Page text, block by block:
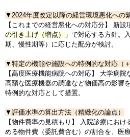
▼2024年度改定以降の経営環境悪化への
【これまでの経営悪化への対応分】 新設
の引き上げ （増点）
」で対応する方針。
期、慢性期等）に応じた配分が検討。
▼特定の機能や施設への特例的な対応（＋
【高度医療機能病院への対応】
大学病院
高額な医療機器の調達など物価高の影響
特例的な対応として措置。
▼ 評価水準の算出方法（精緻化の論点）
【物件費率の見積もり 】
入院診療におけ
める物件費（委託費含む）の割合を、医